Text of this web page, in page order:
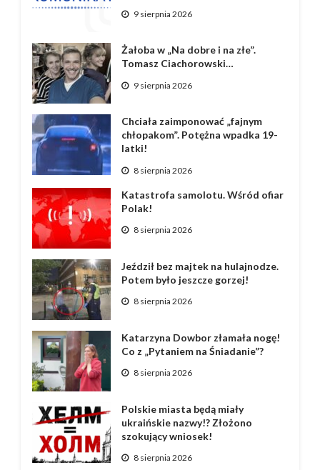
9 sierpnia 2026
Żałoba w „Na dobre i na złe”.
Tomasz Ciachorowski…
9 sierpnia 2026
Chciała zaimponować „fajnym
chłopakom”. Potężna wpadka 19-
latki!
8 sierpnia 2026
Katastrofa samolotu. Wśród ofiar
Polak!
8 sierpnia 2026
Jeździł bez majtek na hulajnodze.
Potem było jeszcze gorzej!
8 sierpnia 2026
Katarzyna Dowbor złamała nogę!
Co z „Pytaniem na Śniadanie”?
8 sierpnia 2026
Polskie miasta będą miały
ukraińskie nazwy!? Złożono
szokujący wniosek!
8 sierpnia 2026